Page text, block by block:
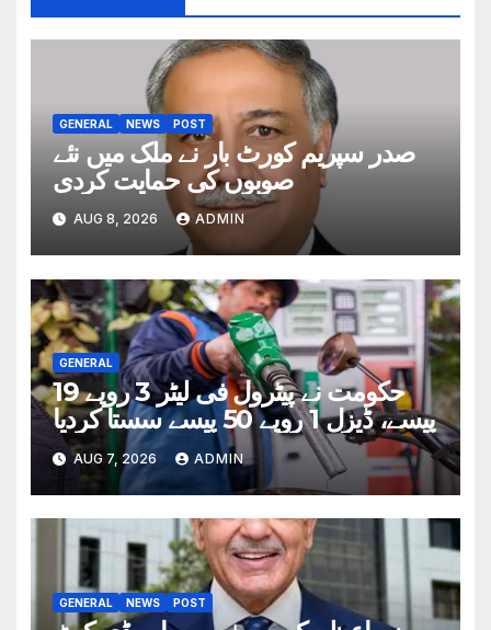
GENERAL NEWS POST
صدر سپریم کورٹ بار نے ملک میں نئے
صوبوں کی حمایت کردی
AUG 8, 2026 ADMIN
GENERAL
حکومت نے پیٹرول فی لیٹر 3 روپے 19
پیسے، ڈیزل 1 روپے 50 پیسے سستا کردیا
AUG 7, 2026 ADMIN
GENERAL NEWS POST